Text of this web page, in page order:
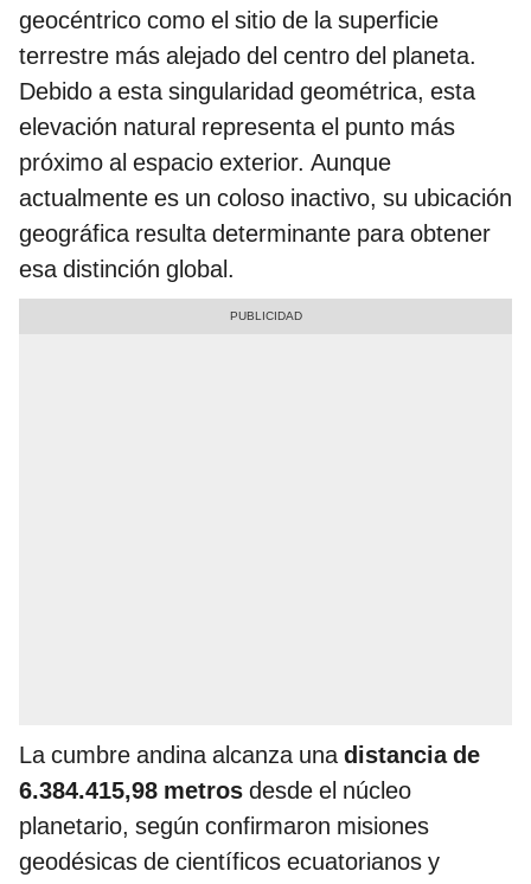
geocéntrico como el sitio de la superficie
terrestre más alejado del centro del planeta.
Debido a esta singularidad geométrica, esta
elevación natural representa el punto más
próximo al espacio exterior. Aunque
actualmente es un coloso inactivo, su ubicación
geográfica resulta determinante para obtener
esa distinción global.
La cumbre andina alcanza unadistancia de
6.384.415,98 metros desde el núcleo
planetario, según confirmaron misiones
geodésicas de científicos ecuatorianos y